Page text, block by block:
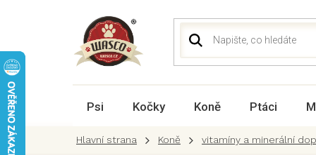
Psi Kočky Koně Ptáci
Koně vitamíny a minerální